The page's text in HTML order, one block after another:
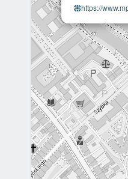
https://